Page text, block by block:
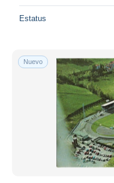
Estatus
Nuevo